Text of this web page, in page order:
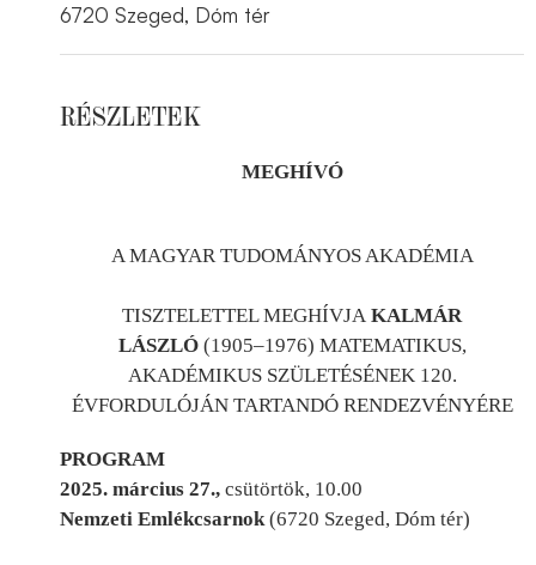
6720 Szeged, Dóm tér
RÉSZLETEK
MEGHÍVÓ
A MAGYAR TUDOMÁNYOS AKADÉMIA
TISZTELETTEL MEGHÍVJA KALMÁR
LÁSZLÓ(1905–1976) MATEMATIKUS,
AKADÉMIKUS SZÜLETÉSÉNEK 120.
ÉVFORDULÓJÁN TARTANDÓ RENDEZVÉNYÉRE
PROGRAM
2025. március 27., csütörtök, 10.00
Nemzeti Emlékcsarnok (6720 Szeged, Dóm tér)